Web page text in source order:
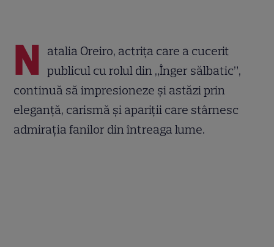
N atalia Oreiro, actrița care a cucerit
publicul cu rolul din „Înger sălbatic”,
continuă să impresioneze și astăzi prin
eleganță, carismă și apariții care stârnesc
admirația fanilor din întreaga lume.